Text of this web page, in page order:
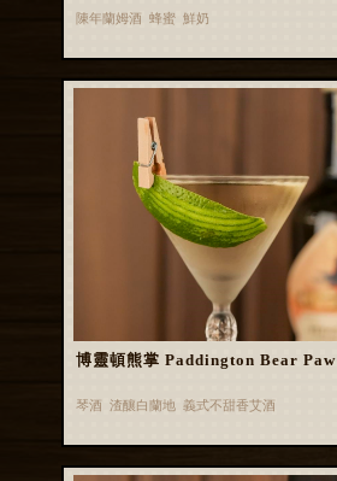
陳年蘭姆酒 蜂蜜 鮮奶
博靈頓熊掌 Paddington Bear Paw
琴酒 渣釀白蘭地 義式不甜香艾酒